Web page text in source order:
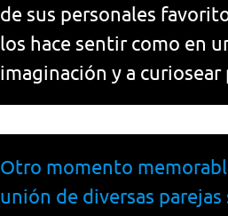
de sus personales
los hace sentir como en
imaginación y a
Otro momento
unión de diversas